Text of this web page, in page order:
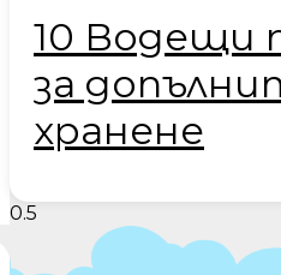
10 Водещи
за
хранене